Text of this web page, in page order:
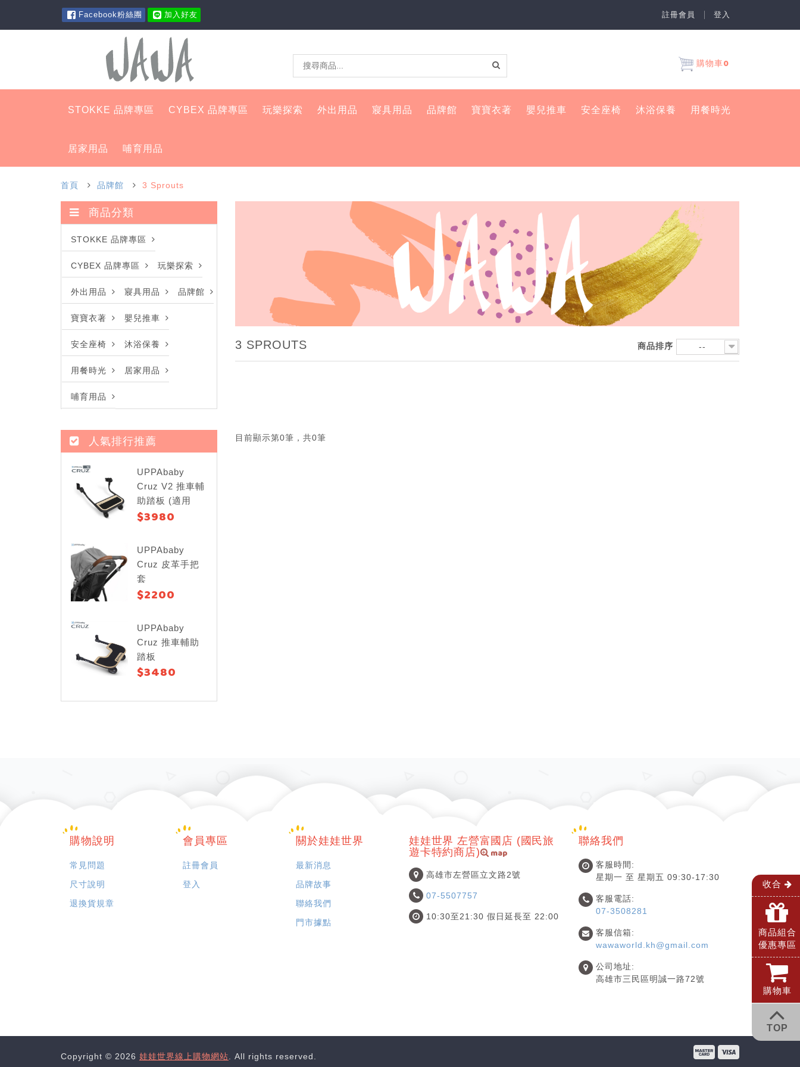
Facebook粉絲團 加入好友 註冊會員 登入
購物車0
STOKKE 品牌專區 CYBEX 品牌專區 玩樂探索 外出用品 寢具用品 品牌館 寶寶衣著 嬰兒推車 安全座椅 沐浴保養 用餐時光
居家用品 哺育用品
首頁 品牌館 3 Sprouts
商品分類
STOKKE 品牌專區
CYBEX 品牌專區 玩樂探索
外出用品 寢具用品 品牌館
寶寶衣著 嬰兒推車
安全座椅 沐浴保養
用餐時光 居家用品
哺育用品
人氣排行推薦
UPPAbaby
Cruz V2 推車輔
助踏板 (適用
Cruz V2)
$3980
UPPAbaby
Cruz 皮革手把
套
$2200
UPPAbaby
Cruz 推車輔助
踏板
$3480
3 SPROUTS 商品排序 --
目前顯示第0筆，共0筆
購物說明
常見問題
尺寸說明
退換貨規章
會員專區
註冊會員
登入
關於娃娃世界
最新消息
品牌故事
聯絡我們
門市據點
娃娃世界 左營富國店 (國民旅
遊卡特約商店)
map
高雄市左營區立文路2號
07-5507757
10:30至21:30 假日延長至 22:00
聯絡我們
客服時間:
星期一 至 星期五 09:30-17:30
客服電話:
07-3508281
客服信箱:
wawaworld.kh@gmail.com
公司地址:
高雄市三民區明誠一路72號
Copyright © 2026 娃娃世界線上購物網站. All rights reserved.
收合
商品組合
優惠專區
購物車
TOP